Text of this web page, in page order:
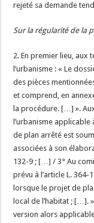
rejeté sa demande
Sur la régularité de la
2. En premier lieu, aux
l’urbanisme : « Le
des pièces
et comprend, en
la procédure. […] ».
l’urbanisme
de plan arrêté est
associées à son
132-9 ; […] / 3° Au
prévu à l’article L.
lorsque le projet de
local de l’habitat ; […].
version alors